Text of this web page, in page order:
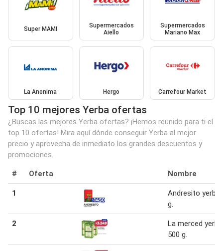
Super MAMI
Supermercados
Aiello
Supermercados
Mariano Max
La Anonima Hergo Carrefour Market
Top 10 mejores Yerba ofertas
¿Buscas las mejores Yerba ofertas? ¡Hemos reunido para ti el
top 10 ofertas! Mira aquí dónde conseguir Yerba al mejor
precio y aprovecha de inmediato los grandes descuentos y
promociones.
# Oferta Nombre
1
Andresito yerba
g.
2
La merced yerba
500 g.